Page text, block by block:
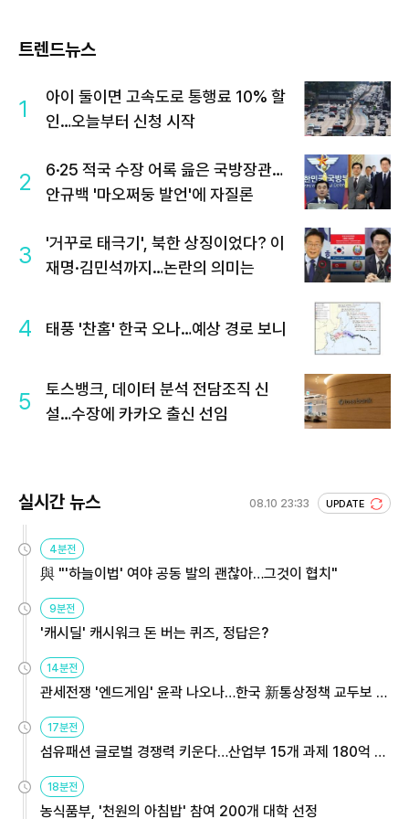
트렌드뉴스
1
아이 둘이면 고속도로 통행료 10% 할
인…오늘부터 신청 시작
2
6·25 적국 수장 어록 읊은 국방장관…
안규백 '마오쩌둥 발언'에 자질론
3
'거꾸로 태극기', 북한 상징이었다? 이
재명·김민석까지…논란의 의미는
4 태풍 '찬홈' 한국 오나…예상 경로 보니
5
토스뱅크, 데이터 분석 전담조직 신
설…수장에 카카오 출신 선임
실시간 뉴스 08.10 23:33 UPDATE
4분전
與 "'하늘이법' 여야 공동 발의 괜찮아…그것이 협치"
9분전
'캐시딜' 캐시워크 돈 버는 퀴즈, 정답은?
14분전
관세전쟁 '엔드게임' 윤곽 나오나…한국 新통상정책 교두보 활
용해야
17분전
섬유패션 글로벌 경쟁력 키운다…산업부 15개 과제 180억 지
원
18분전
농식품부, '천원의 아침밥' 참여 200개 대학 선정